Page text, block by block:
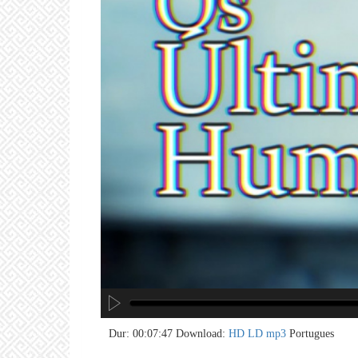
Dur: 00:07:47 Download: HD LD mp3 Portugues